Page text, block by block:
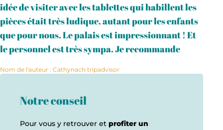
idée de visiter avec les tablettes qui habillent les
pièces était très ludique, autant pour les enfants
que pour nous. Le palais est impressionnant ! Et
le personnel est très sympa. Je recommande
Nom de l'auteur : Cathynach tripadvisor
Notre conseil
Pour vous y retrouver et profiter un